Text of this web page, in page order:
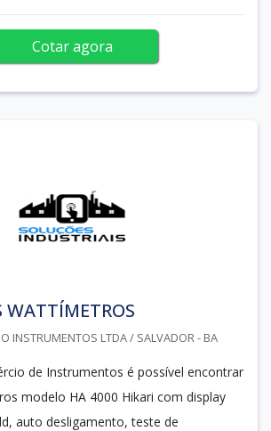
Cotar agora
WATTÍMETROS
INSTRUMENTOS LTDA / SALVADOR - BA
de Instrumentos é possível encontrar
modelo HA 4000 Hikari com display
auto desligamento, teste de